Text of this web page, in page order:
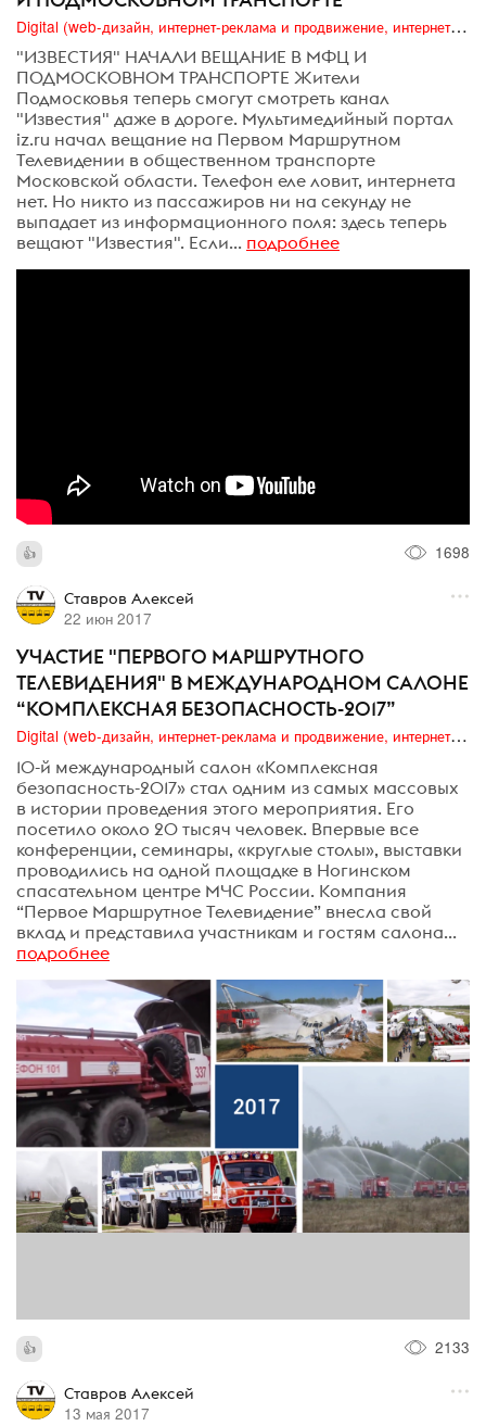
Digital (web-дизайн, интернет-реклама и продвижение, интернет-сообщества и блоги, интернет-коммуникации, мобильный маркетинг, реклама на цифровых экранах)
"ИЗВЕСТИЯ" НАЧАЛИ ВЕЩАНИЕ В МФЦ И
ПОДМОСКОВНОМ ТРАНСПОРТЕ Жители
Подмосковья теперь смогут смотреть канал
"Известия" даже в дороге. Мультимедийный портал
iz.ru начал вещание на Первом Маршрутном
Телевидении в общественном транспорте
Московской области. Телефон еле ловит, интернета
нет. Но никто из пассажиров ни на секунду не
выпадает из информационного поля: здесь теперь
вещают "Известия". Если... подробнее
1698
Ставров Алексей
22 июн 2017
УЧАСТИЕ "ПЕРВОГО МАРШРУТНОГО
ТЕЛЕВИДЕНИЯ" В МЕЖДУНАРОДНОМ САЛОНЕ
“КОМПЛЕКСНАЯ БЕЗОПАСНОСТЬ-2017”
Digital (web-дизайн, интернет-реклама и продвижение, интернет-сообщества и блоги, интернет-коммуникации, мобильный маркетинг, реклама на цифровых экранах)
10-й международный салон «Комплексная
безопасность-2017» стал одним из самых массовых
в истории проведения этого мероприятия. Его
посетило около 20 тысяч человек. Впервые все
конференции, семинары, «круглые столы», выставки
проводились на одной площадке в Ногинском
спасательном центре МЧС России. Компания
“Первое Маршрутное Телевидение” внесла свой
вклад и представила участникам и гостям салона...
подробнее
2133
Ставров Алексей
13 мая 2017